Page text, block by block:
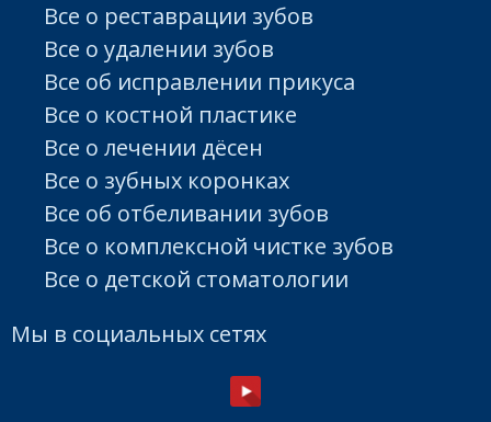
Все о реставрации зубов
Все о удалении зубов
Все об исправлении прикуса
Все о костной пластике
Все о лечении дёсен
Все о зубных коронках
Все об отбеливании зубов
Все о комплексной чистке зубов
Все о детской стоматологии
Мы в социальных сетях